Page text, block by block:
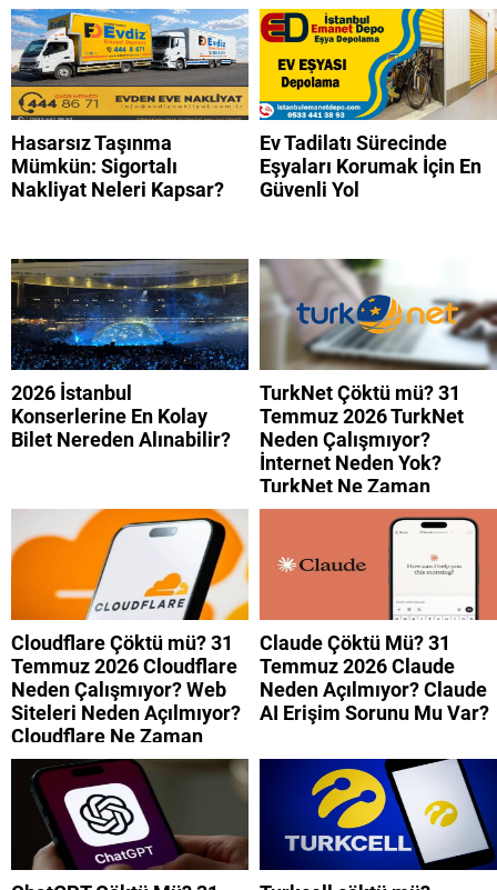
Hasarsız Taşınma
Mümkün: Sigortalı
Nakliyat Neleri Kapsar?
Ev Tadilatı Sürecinde
Eşyaları Korumak İçin En
Güvenli Yol
2026 İstanbul
Konserlerine En Kolay
Bilet Nereden Alınabilir?
TurkNet Çöktü mü? 31
Temmuz 2026 TurkNet
Neden Çalışmıyor?
İnternet Neden Yok?
TurkNet Ne Zaman
Düzelecek?
Cloudflare Çöktü mü? 31
Temmuz 2026 Cloudflare
Neden Çalışmıyor? Web
Siteleri Neden Açılmıyor?
Cloudflare Ne Zaman
Düzelecek?
Claude Çöktü Mü? 31
Temmuz 2026 Claude
Neden Açılmıyor? Claude
AI Erişim Sorunu Mu Var?